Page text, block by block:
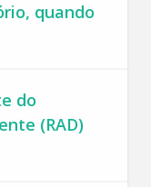
quando
do
(RAD)